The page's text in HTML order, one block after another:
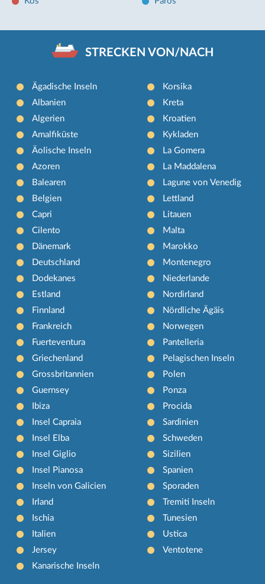
STRECKEN VON/NACH
Ägadische Inseln
Albanien
Algerien
Amalfiküste
Äolische Inseln
Azoren
Balearen
Belgien
Capri
Cilento
Dänemark
Deutschland
Dodekanes
Estland
Finnland
Frankreich
Fuerteventura
Griechenland
Grossbritannien
Guernsey
Ibiza
Insel Capraia
Insel Elba
Insel Giglio
Insel Pianosa
Inseln von Galicien
Irland
Ischia
Italien
Jersey
Kanarische Inseln
Korsika
Kreta
Kroatien
Kykladen
La Gomera
La Maddalena
Lagune von Venedig
Lettland
Litauen
Malta
Marokko
Montenegro
Niederlande
Nordirland
Nördliche Ägäis
Norwegen
Pantelleria
Pelagischen Inseln
Polen
Ponza
Procida
Sardinien
Schweden
Sizilien
Spanien
Sporaden
Tremiti Inseln
Tunesien
Ustica
Ventotene